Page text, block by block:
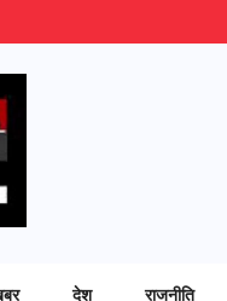
देश राजनीति